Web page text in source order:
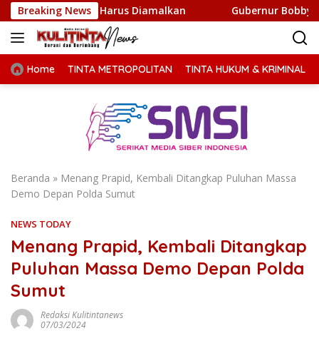
Langsung
ke
konten
Breaking News
Harus Diamalkan Gubernur Bobby Nasution Minta
Home TINTA METROPOLITAN TINTA HUKUM & KRIMINAL
Beranda » Menang Prapid, Kembali Ditangkap Puluhan Massa
Demo Depan Polda Sumut
NEWS TODAY
Menang Prapid, Kembali Ditangkap
Puluhan Massa Demo Depan Polda
Sumut
Redaksi Kulitintanews
07/03/2024